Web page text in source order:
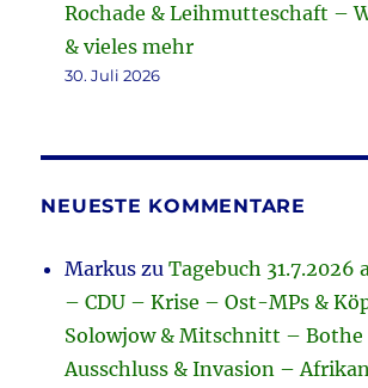
Rochade & Leihmutteschaft –
& vieles mehr
30. Juli 2026
NEUESTE KOMMENTARE
Markus zuTagebuch
– CDU – Krise – Ost-MPs &
Solowjow & Mitschnitt – Bothe
Ausschluss & Invasion –